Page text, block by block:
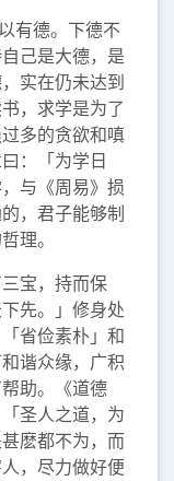
有德。下德不
己是大德，是
实在仍未达到
，求学是为了
多的贪欲和嗔
：「为学日
与《周易》损
，君子能够制
理。
宝，持而保
先。」修身处
省俭素朴」和
谐众缘，广积
助。《道德
圣人之道，为
麽都不为，而
，尽力做好便